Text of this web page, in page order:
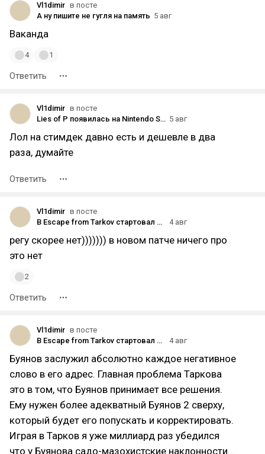
Vl1dimir в посте
А ну пишите не гугля на память 5 авг
Ваканда
4 1
Ответить
Vl1dimir в посте
Lies of P появилась на Nintendo Switch 2 в полном издании 5 авг
Лол на стимдек давно есть и дешевле в два
раза, думайте
Ответить
Vl1dimir в посте
В Escape from Tarkov стартовал первый сезон — с механикой модификаторов и специальным персонажем
4 авг
регу скорее нет))))))) в новом патче ничего про
это нет
2
Ответить
Vl1dimir в посте
В Escape from Tarkov стартовал первый сезон — с механикой модификаторов и специальным персонажем
4 авг
Буянов заслужил абсолютно каждое негативное
слово в его адрес. Главная проблема Таркова
это в том, что Буянов принимает все решения.
Ему нужен более адекватный Буянов 2 сверху,
который будет его попускать и корректировать.
Играя в Тарков я уже миллиард раз убедился
что у Буянова садо-мазохистские наклонности...